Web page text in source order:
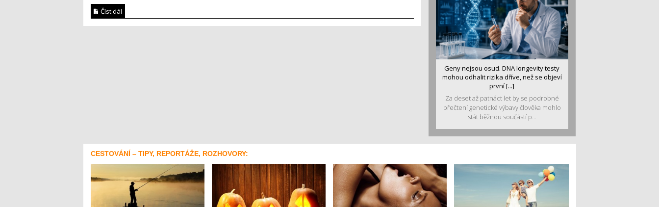
Číst dál
Geny nejsou osud. DNA longevity testy
mohou odhalit rizika dříve, než se objeví
první [...]
Za deset až patnáct let by se podrobné
přečtení genetické výbavy člověka mohlo
stát běžnou součástí p...
CESTOVÁNÍ – TIPY, REPORTÁŽE, ROZHOVORY: